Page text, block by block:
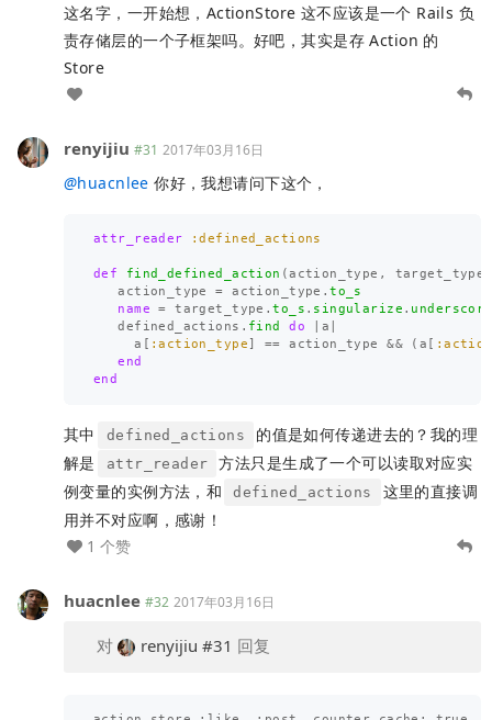
这名字，一开始想，ActionStore 这不应该是一个 Rails 负
责存储层的一个子框架吗。好吧，其实是存 Action 的
Store
renyijiu #31 2017年03月16日
@huacnlee 你好，我想请问下这个，
attr_reader :defined_actions
def find_defined_action (action_type , target_type
action_type
= action_type .to_s
name
= target_type .to_s . singularize . underscore
defined_actions . find do a
a
:action_type == action_type && ( a
end
end
其中 defined_actions
的值是如何传递进去的？我的理
解是
attr_reader
方法只是生成了一个可以读取对应实
例变量的实例方法，和
defined_actions
这里的直接调
用并不对应啊，感谢！
1 个赞
huacnlee #32 2017年03月16日
对 renyijiu #31 回复